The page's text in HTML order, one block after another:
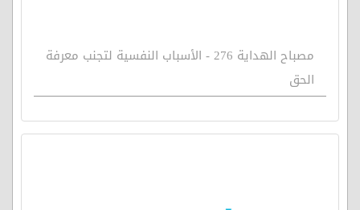
مصباح الهداية 276 - الأسباب النفسية لتجنب معرفة
الحق